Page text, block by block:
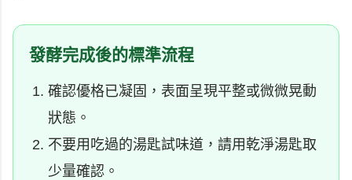
發酵完成後的標準流程
確認優格已凝固，表面呈現平整或微微晃動
狀態。
不要用吃過的湯匙試味道，請用乾淨湯匙取
少量確認。